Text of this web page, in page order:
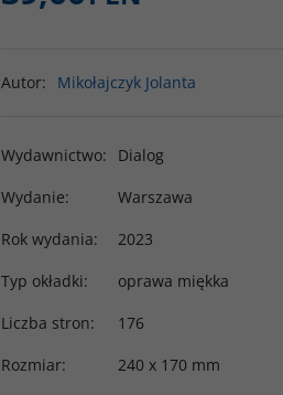
Autor: Mikołajczyk Jolanta
Wydawnictwo:
Dialog
Wydanie:
Warszawa
Rok wydania:
2023
Typ okładki:
oprawa miękka
Liczba stron:
176
Rozmiar:
240 x 170 mm